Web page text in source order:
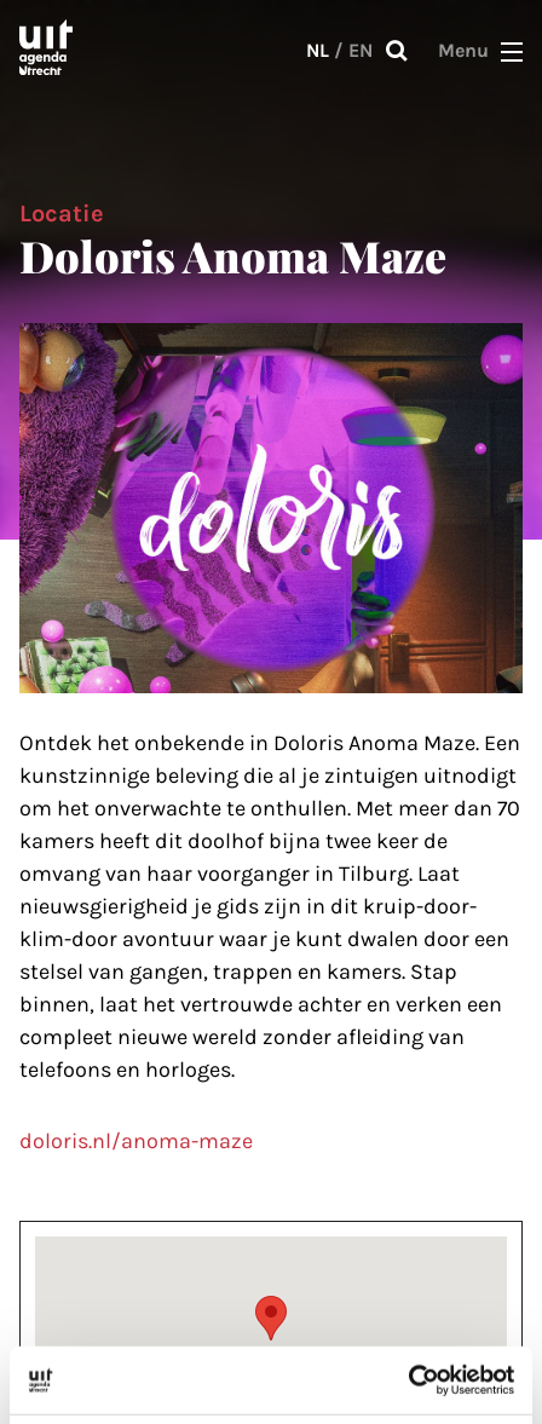
Skip to main content
NL / EN Menu
Locatie
Doloris Anoma Maze
Ontdek het onbekende in Doloris Anoma Maze. Een
kunstzinnige beleving die al je zintuigen uitnodigt
om het onverwachte te onthullen. Met meer dan 70
kamers heeft dit doolhof bijna twee keer de
omvang van haar voorganger in Tilburg. Laat
nieuwsgierigheid je gids zijn in dit kruip-door-
klim-door avontuur waar je kunt dwalen door een
stelsel van gangen, trappen en kamers. Stap
binnen, laat het vertrouwde achter en verken een
compleet nieuwe wereld zonder afleiding van
telefoons en horloges.
doloris.nl/anoma-maze